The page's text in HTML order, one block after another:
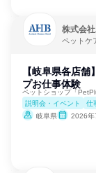
株式会
ペットケ
【岐阜県各店
プお仕事体験
ペットショップ「
説明会・イベント
仕
岐阜県
2026年